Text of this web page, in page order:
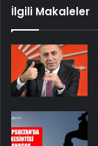
İlgili Makaleler